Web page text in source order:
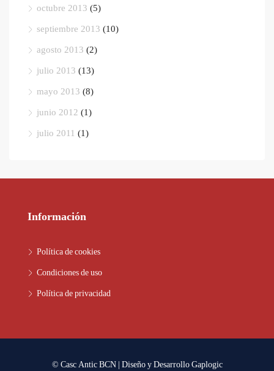
octubre 2013 (5)
septiembre 2013 (10)
agosto 2013 (2)
julio 2013 (13)
mayo 2013 (8)
junio 2012 (1)
julio 2011 (1)
Información
Política de cookies
Condiciones de uso
Política de privacidad
© Casc Antic BCN | Diseño y DesarrolloGaplogic